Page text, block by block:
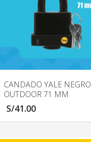
CANDADO YALE NEGRO
OUTDOOR 71 MM
S/41.00